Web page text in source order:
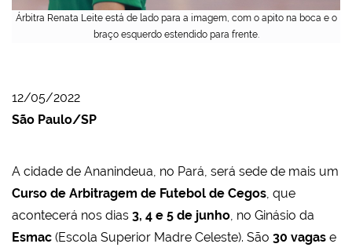
Árbitra Renata Leite está de lado para a imagem, com o apito na boca e o
braço esquerdo estendido para frente.
12/05/2022
São Paulo/SP
A cidade de Ananindeua, no Pará, será sede de mais um
Curso de Arbitragem de Futebol de Cegos, que
acontecerá nos dias 3, 4 e 5 de junho, no Ginásio da
Esmac (Escola Superior Madre Celeste). São 30 vagas e